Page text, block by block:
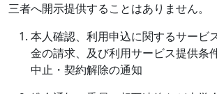
三者へ開示提供することはありません。
本人確認、利用申込に関するサービ
金の請求、及び利用サービス提供条
中止・契約解除の通知